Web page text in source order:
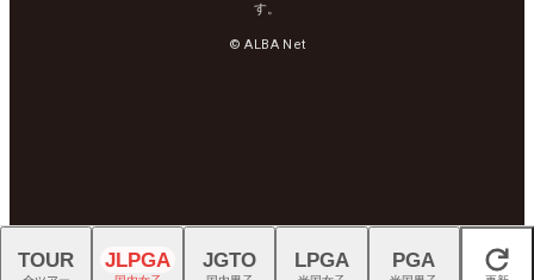
す。
© ALBA Net
閉じる
TOUR JLPGA JGTO LPGA PGA